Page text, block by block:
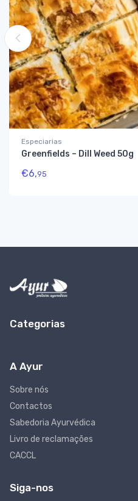
Especiarias
Greenfields – Dill Weed 50g
€6,95
Categorias
A Ayur
Sobre nós
Contactos
Sabedoria Ayurvédica
Livro de reclamações
CACCL
Siga-nos